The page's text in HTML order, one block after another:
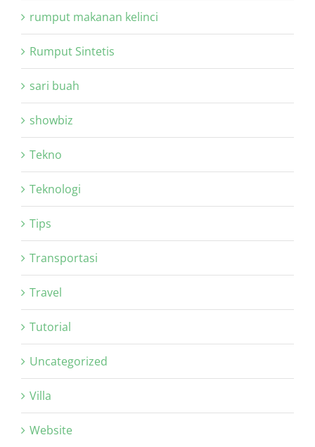
rumput makanan kelinci
Rumput Sintetis
sari buah
showbiz
Tekno
Teknologi
Tips
Transportasi
Travel
Tutorial
Uncategorized
Villa
Website